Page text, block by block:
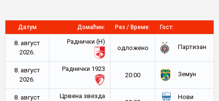
Датум Домаћин: Рез / Време: Гост:
8. август
2026.
Раднички (Н)
oдложено
Партизан
8. август
2026.
Раднички 1923
20:00
Земун
8. август
Црвена звезда
Нови